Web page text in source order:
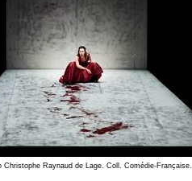
Christophe Raynaud de Lage. Coll. Comédie-Française.